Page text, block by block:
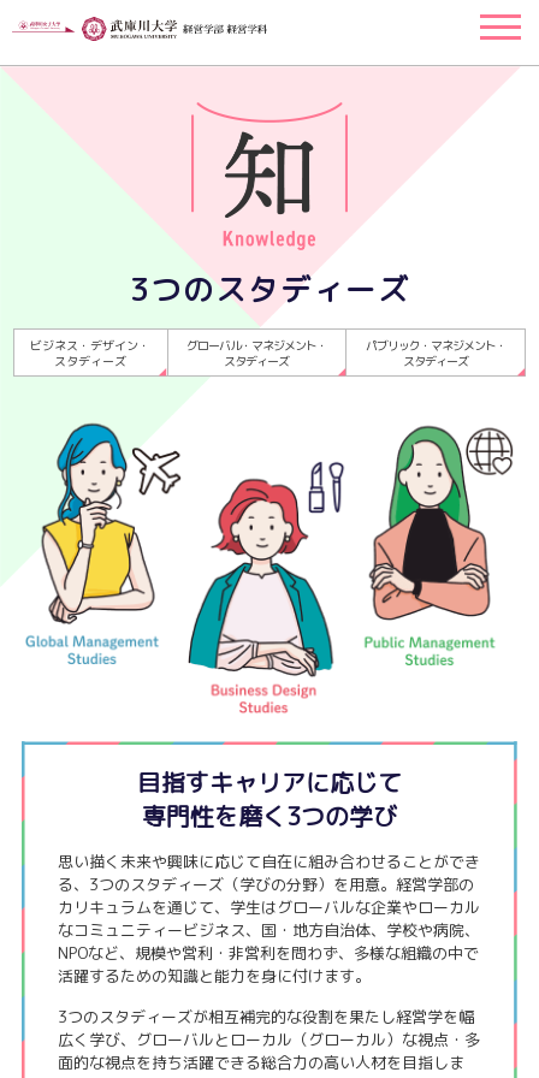
3つのスタディーズ
ビジネス・デザイン・
スタディーズ
グローバル・マネジメント・
スタディーズ
パブリック・マネジメント・
スタディーズ
目指すキャリアに応じて
専門性を磨く3つの学び
思い描く未来や興味に応じて自在に組み合わせることができ
る、3つのスタディーズ（学びの分野）を用意。経営学部の
カリキュラムを通じて、学生はグローバルな企業やローカル
なコミュニティービジネス、国・地方自治体、学校や病院、
NPOなど、規模や営利・非営利を問わず、多様な組織の中で
活躍するための知識と能力を身に付けます。
3つのスタディーズが相互補完的な役割を果たし経営学を幅
広く学び、グローバルとローカル（グローカル）な視点・多
面的な視点を持ち活躍できる総合力の高い人材を目指しま